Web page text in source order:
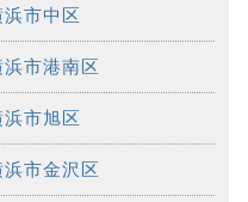
浜市中区
浜市港南区
浜市旭区
浜市金沢区